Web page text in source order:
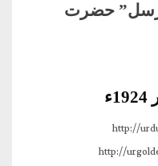
حضرت
http://
http://